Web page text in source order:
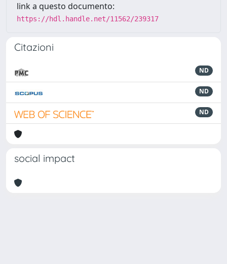
link a questo documento:
https://hdl.handle.net/11562/239317
Citazioni
ND
ND
ND
social impact